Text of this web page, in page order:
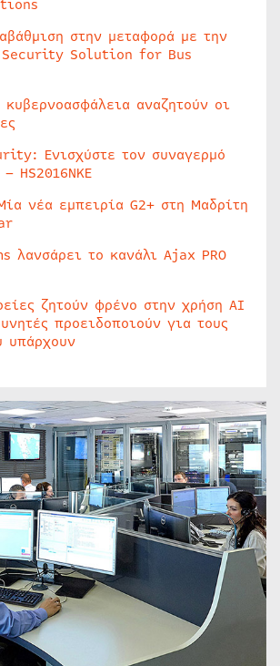
στην μεταφορά με την
Security Solution for Bus
κυβερνοασφάλεια αναζητούν οι
Ενισχύστε τον συναγερμό
HS2016NKE
νέα εμπειρία G2+ στη Μαδρίτη
λανσάρει το κανάλι Ajax PRO
ζητούν φρένο στην χρήση AI
προειδοποιούν για τους
υπάρχουν